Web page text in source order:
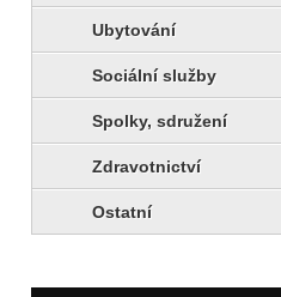
Ubytování
Sociální služby
Spolky, sdružení
Zdravotnictví
Ostatní